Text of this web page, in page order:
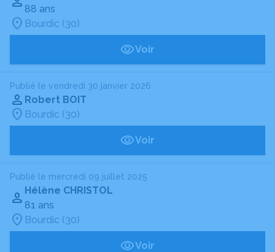
88 ans
Bourdic (30)
Voir
Publié le vendredi 30 janvier 2026
Robert BOIT
Bourdic (30)
Voir
Publié le mercredi 09 juillet 2025
Hélène CHRISTOL
81 ans
Bourdic (30)
Voir